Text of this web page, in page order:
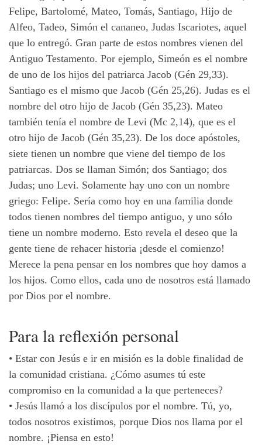
Felipe, Bartolomé, Mateo, Tomás, Santiago, Hijo de
Alfeo, Tadeo, Simón el cananeo, Judas Iscariotes, aquel
que lo entregó. Gran parte de estos nombres vienen del
Antiguo Testamento. Por ejemplo, Simeón es el nombre
de uno de los hijos del patriarca Jacob (Gén 29,33).
Santiago es el mismo que Jacob (Gén 25,26). Judas es el
nombre del otro hijo de Jacob (Gén 35,23). Mateo
también tenía el nombre de Levi (Mc 2,14), que es el
otro hijo de Jacob (Gén 35,23). De los doce apóstoles,
siete tienen un nombre que viene del tiempo de los
patriarcas. Dos se llaman Simón; dos Santiago; dos
Judas; uno Levi. Solamente hay uno con un nombre
griego: Felipe. Sería como hoy en una familia donde
todos tienen nombres del tiempo antiguo, y uno sólo
tiene un nombre moderno. Esto revela el deseo que la
gente tiene de rehacer historia ¡desde el comienzo!
Merece la pena pensar en los nombres que hoy damos a
los hijos. Como ellos, cada uno de nosotros está llamado
por Dios por el nombre.
Para la reflexión personal
• Estar con Jesús e ir en misión es la doble finalidad de
la comunidad cristiana. ¿Cómo asumes tú este
compromiso en la comunidad a la que perteneces?
• Jesús llamó a los discípulos por el nombre. Tú, yo,
todos nosotros existimos, porque Dios nos llama por el
nombre. ¡Piensa en esto!